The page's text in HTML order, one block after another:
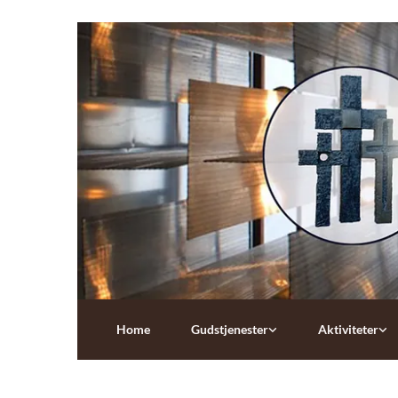
Home Gudstjenester Aktiviteter